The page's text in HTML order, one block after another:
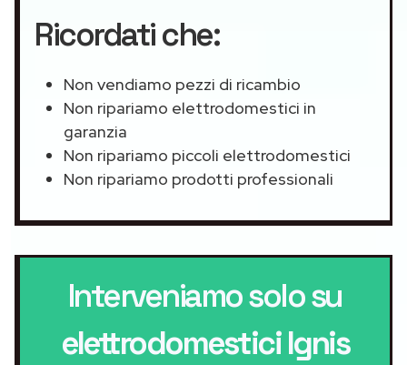
Ricordati che:
Non vendiamo pezzi di ricambio
Non ripariamo elettrodomestici in
garanzia
Non ripariamo piccoli elettrodomestici
Non ripariamo prodotti professionali
Interveniamo solo su
elettrodomestici Ignis